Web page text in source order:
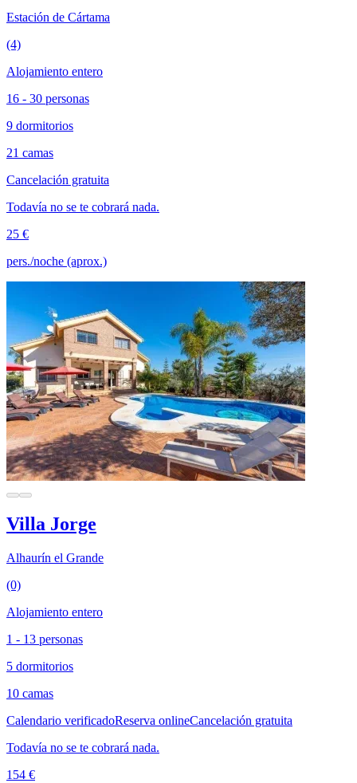
Estación de Cártama
(4)
Alojamiento entero
16 - 30 personas
9 dormitorios
21 camas
Cancelación gratuita
Todavía no se te cobrará nada.
25 €
pers./noche (aprox.)
Villa Jorge
Alhaurín el Grande
(0)
Alojamiento entero
1 - 13 personas
5 dormitorios
10 camas
Calendario verificadoReserva onlineCancelación gratuita
Todavía no se te cobrará nada.
154 €